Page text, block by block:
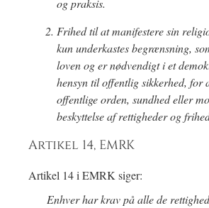
og praksis.
Frihed til at manifestere sin
kun underkastes begrænsning,
loven og er nødvendigt i et
hensyn til offentlig sikkerhed, for
offentlige orden, sundhed eller
beskyttelse af rettigheder og
Artikel 14, EMRK
Artikel 14 i EMRK siger:
Enhver har krav på alle de